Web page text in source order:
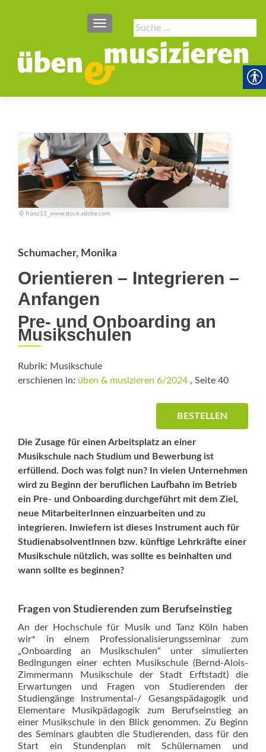
Suche
nach:
SCHALTE NAVIGATION
© franz12_www.stock.adobe.com
Schumacher, Monika
Orientieren – Integrieren –
Anfangen
Pre- und Onboarding an
Musikschulen
Rubrik: Musikschule
erschienen in: üben & musizieren 6/2024 , Seite 40
BESTELLEN
Die Zusage für einen Arbeitsplatz an einer
Musikschule nach Studium und Bewerbung ist
erfüllend. Doch was folgt nun? In vielen Unternehmen
wird zu Beginn der beruflichen Laufbahn im Betrieb
ein Pre- und Onboarding durchgeführt mit dem Ziel,
neue MitarbeiterInnen einzuarbeiten und zu
integrieren. Inwiefern ist dieses Instrument auch für
StudienabsolventInnen bzw. künftige Lehrkräfte einer
Musikschule nützlich, was sollte es beinhalten und
wann sollte es beginnen?
Fragen von Studierenden zum Berufseinstieg
An der Hochschule für Musik und Tanz Köln haben
wir* in einem Professionalisierungsseminar zum
„Onboarding an Musikschulen“ unter simulierten
Bedingungen einer echten Musikschule (Bernd-Alois-
Zimmermann Musikschule der Stadt Erftstadt) die
Erwartungen und Fragen von Studierenden der
Studiengänge Instrumental-/ Gesangspädagogik und
Elementare Musikpädagogik zum Berufseinstieg an
einer Musikschule in den Blick genommen. Zu Beginn
des Seminars glaubten die Studierenden, dass für den
Start ein Stundenplan mit Schülernamen und